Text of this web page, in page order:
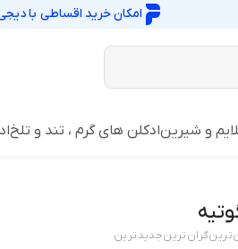
امکان خرید اقساطی با
و شیرینادکلن های گرم ، تند و تلخ
گران‌ترینجدید‌ترین